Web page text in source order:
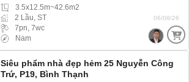
3.5x12.5m~42.6m2
2 Lầu, ST
7pn, 7wc
Nam
06/08/26
Siêu phẩm nhà đẹp hẻm 25 Nguyễn Công
Trứ, P19, Bình Thạnh